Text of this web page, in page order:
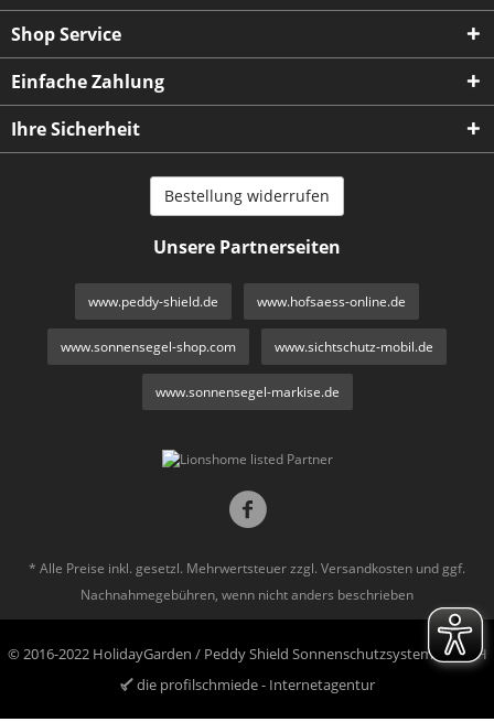
Shop Service
Einfache Zahlung
Ihre Sicherheit
Bestellung widerrufen
Unsere Partnerseiten
www.peddy-shield.de www.hofsaess-online.de
www.sonnensegel-shop.com www.sichtschutz-mobil.de
www.sonnensegel-markise.de
* Alle Preise inkl. gesetzl. Mehrwertsteuer zzgl. Versandkosten und ggf.
Nachnahmegebühren, wenn nicht anders beschrieben
© 2016-2022 HolidayGarden / Peddy Shield Sonnenschutzsysteme GmbH
die profilschmiede - Internetagentur